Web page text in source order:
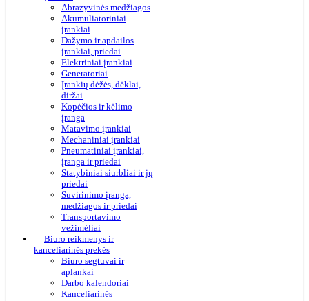
Abrazyvinės medžiagos
Akumuliatoriniai
įrankiai
Dažymo ir apdailos
įrankiai, priedai
Elektriniai įrankiai
Generatoriai
Įrankių dėžės, dėklai,
diržai
Kopėčios ir kėlimo
įranga
Matavimo įrankiai
Mechaniniai įrankiai
Pneumatiniai įrankiai,
įranga ir priedai
Statybiniai siurbliai ir jų
priedai
Suvirinimo įranga,
medžiagos ir priedai
Transportavimo
vežimėliai
Biuro reikmenys ir
kanceliarinės prekės
Biuro segtuvai ir
aplankai
Darbo kalendoriai
Kanceliarinės